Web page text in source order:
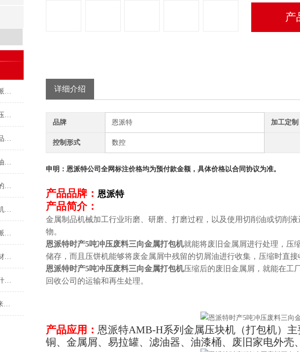
铝销压饼机生产厂家，为何恩派特品牌备受推崇？
铝渣处理：为什么恩派特铝渣压块机能成为行业？
铝销压饼机盘点：为何恩派特品牌备受推崇？
不锈钢屑压饼机，碎屑压饼脱油的好设备
三元极片破碎机在电池回收中的应用
如何选择适合自己的铝屑屑饼机？——从生产需求到品牌推荐的全面指南
铝屑打包压块机选购指南：恩派特品牌深度解析
金属破碎机能够快速地将金属材料破碎成小块或粉末
铁渣压饼机生产厂家推荐：为什么恩派特成为众多企业的优选？
从废料到“金疙瘩”：为什么越来越多工厂选择恩派特铜屑压块机？
产
详细介绍
品牌 恩派特 加工定制
控制形式 数控
申明：恩派特公司全网标注价格均为预付款金额，具体价格以合同协议为准。
产品品牌： 恩派特
产品简介：
金属制品机械加工行业珩磨、研磨、打磨过程，以及使用切削油或切削
物。
恩派特时产5吨冲压废料三向金属打包机就能将废旧金属屑进行处理，压
储存，而且压饼机能够将废金属屑中残留的切屑油进行收集，压缩时直
恩派特时产5吨冲压废料三向金属打包机压缩后的废旧金属屑，就能在工
回收公司的运输和再生处理。
产品应用： 恩派特AMB-H系列金属压块机（打包机）
铜、金属屑、易拉罐、滤油器、油漆桶、废旧家电外壳